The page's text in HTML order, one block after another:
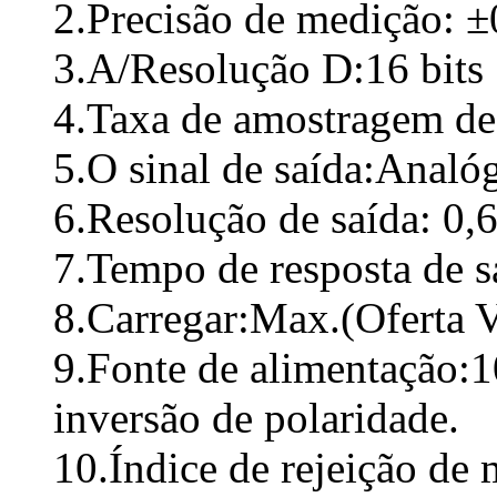
2.Precisão de medição: ±
3.A/Resolução D:16 bits
4.Taxa de amostragem
5.O sinal de
6.Resolução de saída: 0,6
7.Tempo de resposta de
8.Carregar:Max.(Oferta
9.Fonte de
inversão de polaridade.
10.Índice de rejeição de